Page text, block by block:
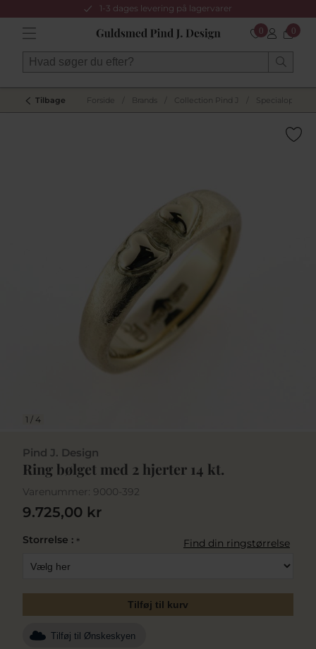
1-3 dages levering på lagervarer
0 0
Tilbage Forside Brands Collection Pind J
1 / 4
Pind J. Design
Ring bølget med 2 hjerter 14 kt.
Varenummer: 9000-392
9.725,00 kr
Storrelse : * Find din ringstørrelse
Tilføj til kurv
Tilføj til Ønskeskyen